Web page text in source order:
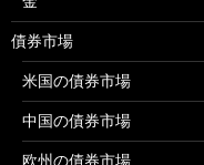
債券市場
米国の債券市場
中国の債券市場
欧州の債券市場